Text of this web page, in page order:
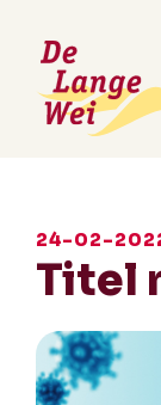
24-02-
Titel